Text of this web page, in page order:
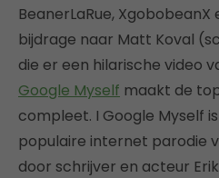
BeanerLaRue,
bijdrage naar Matt Koval
die er een hilarische video
Google Myself maakt de
compleet. I Google Myself
populaire internet parodie
door schrijver en acteur